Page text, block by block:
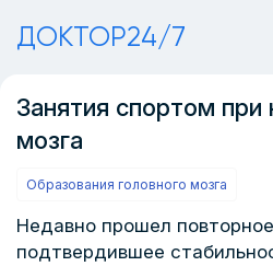
ДОКТОР24/7
Занятия спортом при
мозга
Образования головного мозга
Недавно прошел
подтвердившее